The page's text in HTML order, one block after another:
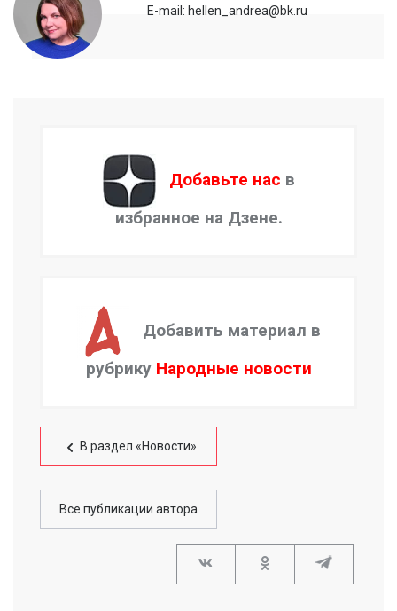
E-mail: hellen_andrea@bk.ru
Добавьте нас в
избранное на Дзене.
Добавить материал в
рубрику Народные новости
В раздел «Новости»
Все публикации автора